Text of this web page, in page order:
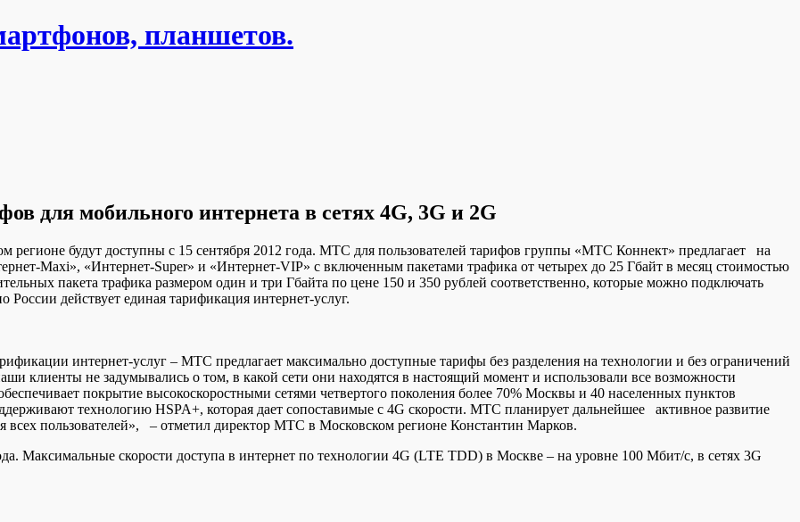
планшетов.
для мобильного интернета в сетях 4G, 3G и 2G
регионе будут доступны с 15 сентября 2012 года. МТС для пользователей тарифов группы «МТС Коннект» предлагает на
Maxi», «Интернет-Super» и «Интернет-VIP» с включенным пакетами трафика от четырех до 25 Гбайт в месяц стоимостью
пакета трафика размером один и три Гбайта по цене 150 и 350 рублей соответственно, которые можно подключать
действует единая тарификация интернет-услуг.
интернет-услуг – МТС предлагает максимально доступные тарифы без разделения на технологии и без ограничений
клиенты не задумывались о том, в какой сети они находятся в настоящий момент и использовали все возможности
покрытие высокоскоростными сетями четвертого поколения более 70% Москвы и 40 населенных пунктов
технологию HSPA+, которая дает сопоставимые с 4G скорости. МТС планирует дальнейшее активное развитие
всех пользователей», – отметил директор МТС в Московском регионе Константин Марков.
Максимальные скорости доступа в интернет по технологии 4G (LTE TDD) в Москве – на уровне 100 Мбит/с, в сетях 3G